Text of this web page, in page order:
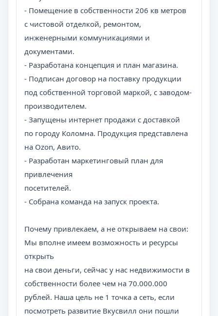
- Помещение в собственности 206 кв метров
с чистовой отделкой, ремонтом,
инженерными коммуникациями и
документами.
- Разработана концепция и план магазина.
- Подписан договор на поставку продукции
под собственной торговой маркой, с заводом-
производителем.
- Запущены интернет продажи с доставкой
по городу Коломна. Продукция представлена
на Ozon, Авито.
- Разработан маркетинговый план для
привлечения
посетителей.
- Собрана команда на запуск проекта.
Почему привлекаем, а не открываем на свои:
Мы вполне имеем возможность и ресурсы
открыть
на свои деньги, сейчас у нас недвижимости в
собственности более чем на 70.000.000
рублей. Наша цель не 1 точка а сеть, если
посмотреть развитие Вкусвилл они пошли